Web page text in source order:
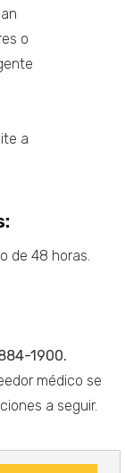
o
a
de 48 horas.
1900.
médico se
a seguir.